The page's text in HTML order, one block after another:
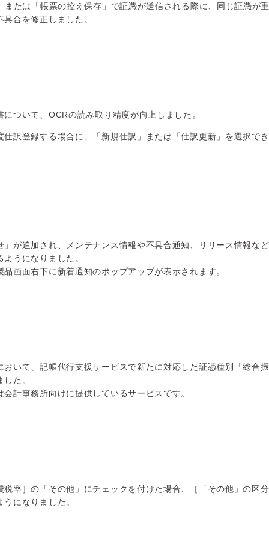
または「帳票の控え保存」で証憑が送信される際に、同じ証憑が
合を修正しました。
ついて、OCRの読み取り精度が向上しました。
仕訳登録する場合に、「新規仕訳」または「仕訳更新」を選択で
」が追加され、メンテナンス情報や不具合通知、リリース情報な
うになりました。
画面右下に新着通知のポップアップが表示されます。
おいて、記帳代行支援サービスで新たに対応した証憑種別「総合
た。
計事務所向けに提供しているサービスです。
税率］の「その他」にチェックを付けた場合、［「その他」の区
になりました。